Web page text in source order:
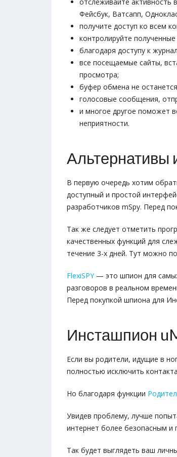
Фейсбук, Ватсапп,
получите доступ ко всем
контролируйте
благодаря доступу к
все посещаемые сайты,
просмотра;
буфер обмена не
голосовые сообщения,
и многое другое поможет
неприятности.
Альтернативы
В первую очередь хотим
доступный и простой
разработчиков mSpy. Перед
Так же следует отметить
качественных функций для
течение 3-х дней. Тут можно
FlexiSPY— это шпион для самых
разговоров в реальном
Перед покупкой шпиона для
Инсташпион
Если вы родители, идущие в
полностью исключить
Но благодаря функции
Увидев проблему, лучше
интернет более безопасным
Так будет выглядеть ваш